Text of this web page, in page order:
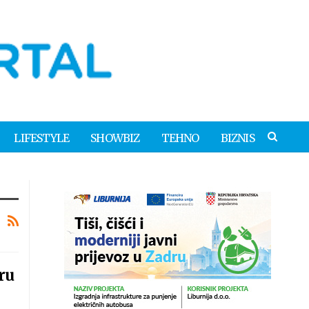
LIFESTYLE SHOWBIZ TEHNO BIZNIS